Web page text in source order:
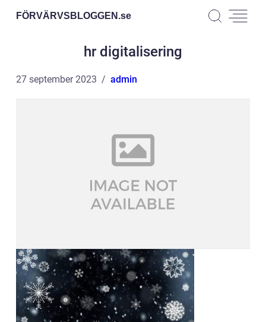
FÖRVÄRVSBLOGGEN.se
hr digitalisering
27 september 2023 admin